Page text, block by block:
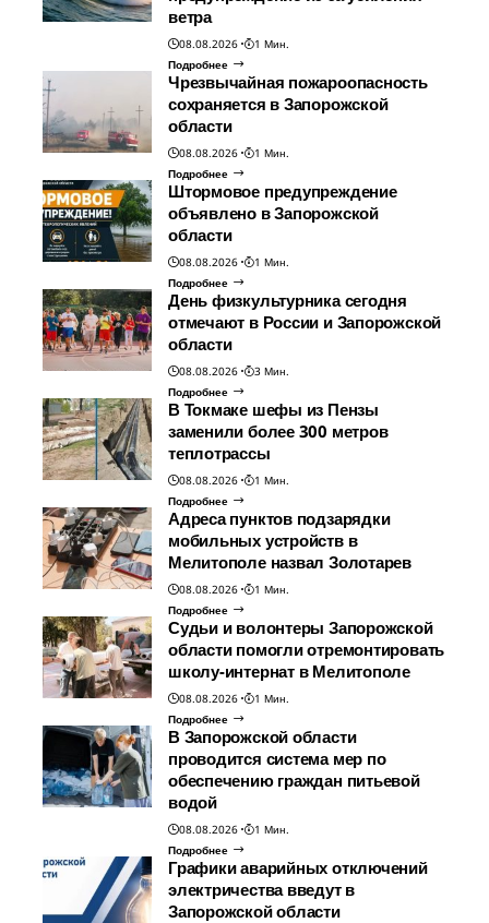
ветра
08.08.2026
1 Мин.
Подробнее
Чрезвычайная пожароопасность
сохраняется в Запорожской
области
08.08.2026
1 Мин.
Подробнее
Штормовое предупреждение
объявлено в Запорожской
области
08.08.2026
1 Мин.
Подробнее
День физкультурника сегодня
отмечают в России и Запорожской
области
08.08.2026
3 Мин.
Подробнее
В Токмаке шефы из Пензы
заменили более 300 метров
теплотрассы
08.08.2026
1 Мин.
Подробнее
Адреса пунктов подзарядки
мобильных устройств в
Мелитополе назвал Золотарев
08.08.2026
1 Мин.
Подробнее
Судьи и волонтеры Запорожской
области помогли отремонтировать
школу-интернат в Мелитополе
08.08.2026
1 Мин.
Подробнее
В Запорожской области
проводится система мер по
обеспечению граждан питьевой
водой
08.08.2026
1 Мин.
Подробнее
Графики аварийных отключений
электричества введут в
Запорожской области